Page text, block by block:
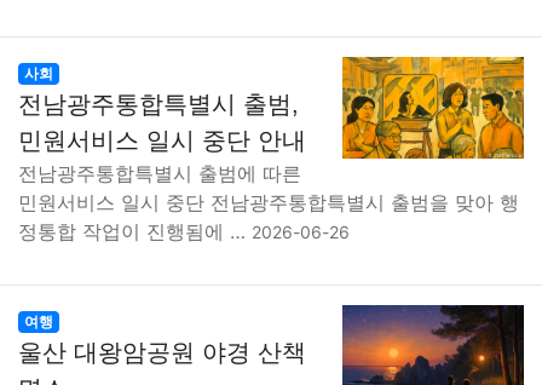
사회
전남광주통합특별시 출범,
민원서비스 일시 중단 안내
전남광주통합특별시 출범에 따른
민원서비스 일시 중단 전남광주통합특별시 출범을 맞아 행
정통합 작업이 진행됨에 … 2026-06-26
여행
울산 대왕암공원 야경 산책